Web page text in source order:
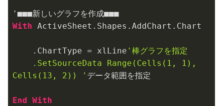
With ActiveSheet.Shapes.AddChart.Chart
    .ChartType = xlLine
'棒グラフを指定
Cells(13, 2)) ' データ範囲を指定
End With